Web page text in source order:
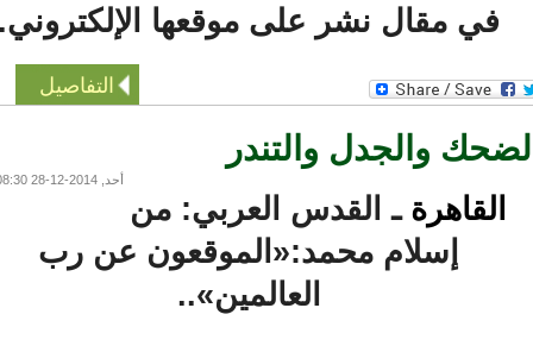
في مقال نشر على موقعها الإلكتروني.
التفاصيل
القاهرةـ القدس العربي: من
إسلام محمد:«الموقعون عن رب
العالمين»..